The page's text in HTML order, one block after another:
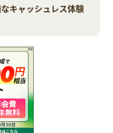
キャッシュレス体験